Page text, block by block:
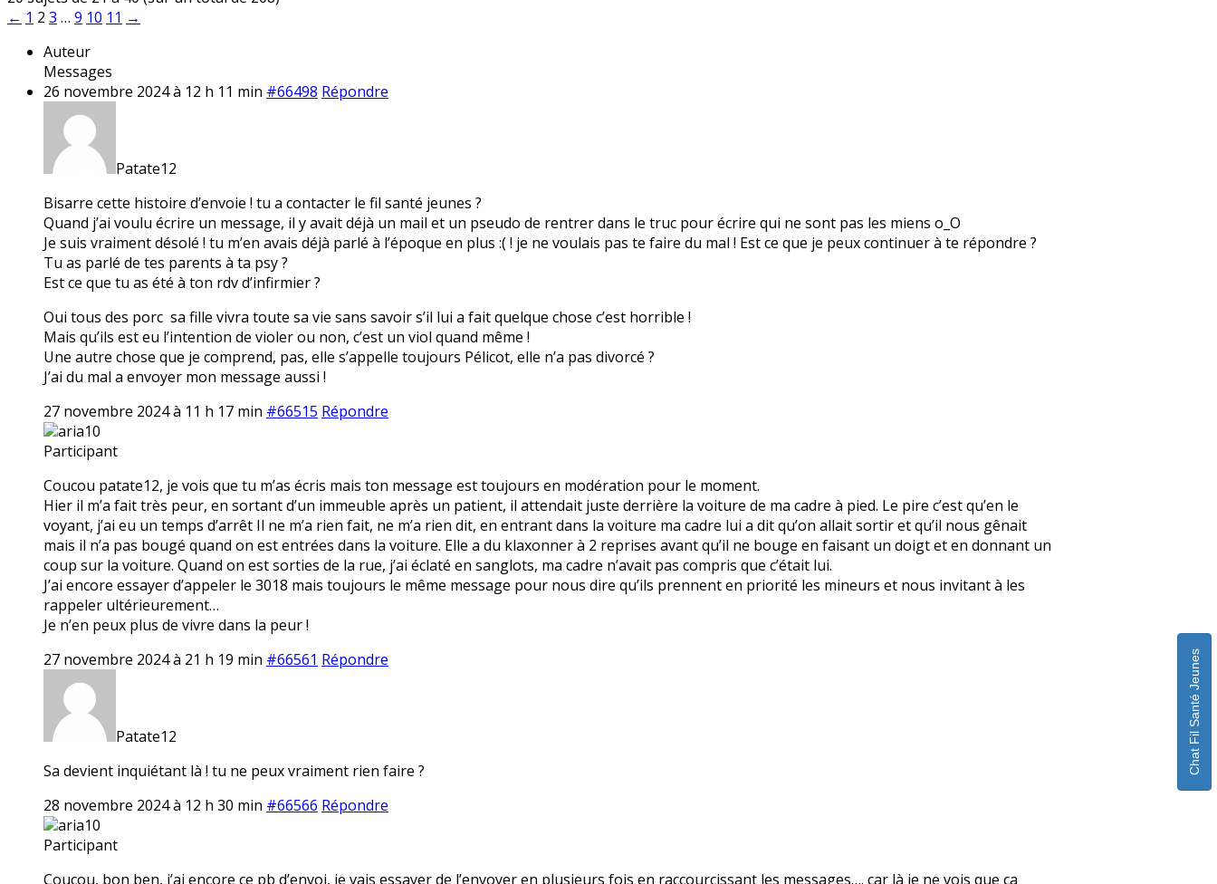
← 1 2 3 … 9 10 11 →
Auteur
Messages
26 novembre 2024 à 12 h 11 min #66498 Répondre
Patate12
Bisarre cette histoire d’envoie ! tu a contacter le fil santé jeunes ?
Quand j’ai voulu écrire un message, il y avait déjà un mail et un pseudo de rentrer dans le truc pour écrire qui ne sont pas les miens o_O
Je suis vraiment désolé ! tu m’en avais déjà parlé à l’époque en plus :( ! je ne voulais pas te faire du mal ! Est ce que je peux continuer à te répondre ?
Tu as parlé de tes parents à ta psy ?
Est ce que tu as été à ton rdv d’infirmier ?
Oui tous des porc sa fille vivra toute sa vie sans savoir s’il lui a fait quelque chose c’est horrible !
Mais qu’ils est eu l’intention de violer ou non, c’est un viol quand même !
Une autre chose que je comprend, pas, elle s’appelle toujours Pélicot, elle n’a pas divorcé ?
J’ai du mal a envoyer mon message aussi !
27 novembre 2024 à 11 h 17 min #66515 Répondre
aria10
Participant
Coucou patate12, je vois que tu m’as écris mais ton message est toujours en modération pour le moment.
Hier il m’a fait très peur, en sortant d’un immeuble après un patient, il attendait juste derrière la voiture de ma cadre à pied. Le pire c’est qu’en le
voyant, j’ai eu un temps d’arrêt Il ne m’a rien fait, ne m’a rien dit, en entrant dans la voiture ma cadre lui a dit qu’on allait sortir et qu’il nous gênait
mais il n’a pas bougé quand on est entrées dans la voiture. Elle a du klaxonner à 2 reprises avant qu’il ne bouge en faisant un doigt et en donnant un
coup sur la voiture. Quand on est sorties de la rue, j’ai éclaté en sanglots, ma cadre n’avait pas compris que c’était lui.
J’ai encore essayer d’appeler le 3018 mais toujours le même message pour nous dire qu’ils prennent en priorité les mineurs et nous invitant à les
rappeler ultérieurement…
Je n’en peux plus de vivre dans la peur !
27 novembre 2024 à 21 h 19 min #66561 Répondre
Patate12
Sa devient inquiétant là ! tu ne peux vraiment rien faire ?
28 novembre 2024 à 12 h 30 min #66566 Répondre
aria10
Participant
Coucou, bon ben, j’ai encore ce pb d’envoi, je vais essayer de l’envoyer en plusieurs fois en raccourcissant les messages…. car là je ne vois que ça
Chat Fil Santé Jeunes